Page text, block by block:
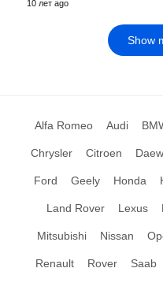
10 лет ago
Show
Alfa Romeo Audi
Chrysler Citroen
Ford Geely Honda
Land Rover Lexus
Mitsubishi Nissan
Renault Rover Saab